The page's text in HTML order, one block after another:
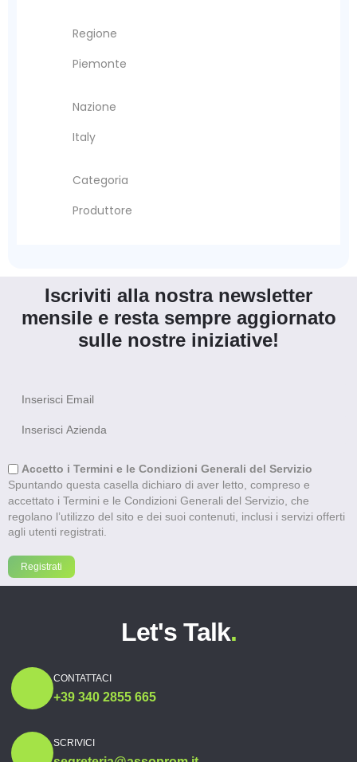
Regione
Piemonte
Nazione
Italy
Categoria
Produttore
Iscriviti alla nostra newsletter
mensile e resta sempre aggiornato
sulle nostre iniziative!
Accetto i Termini e le Condizioni Generali del Servizio
Spuntando questa casella dichiaro di aver letto, compreso e
accettato i Termini e le Condizioni Generali del Servizio, che
regolano l’utilizzo del sito e dei suoi contenuti, inclusi i servizi offerti
agli utenti registrati.
Let's Talk.
CONTATTACI
+39 340 2855 665
SCRIVICI